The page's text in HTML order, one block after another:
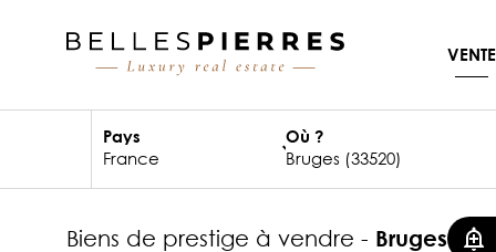
VENTE
Pays Où ?
biens de prestige à vendre - Bruges